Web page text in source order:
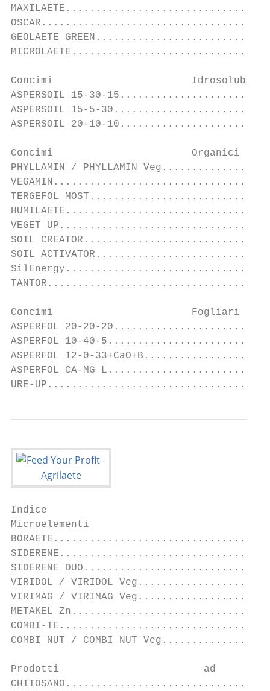
GEOLAETE
Concimi                       Idrosolubili
ASPERSOIL 15-30-
ASPERSOIL 15-5-
ASPERSOIL 20-10-
Concimi
PHYLLAMIN / PHYLLAMIN
TERGEFOL
VEGET
SOIL
SOIL
Concimi                       Fogliari
ASPERFOL 20-20-
ASPERFOL 10-40-
ASPERFOL 12-0-
ASPERFOL CA-MG
URE-
Indice
Microelementi
SIDERENE
VIRIDOL / VIRIDOL
VIRIMAG / VIRIMAG
METAKEL
COMBI-
COMBI NUT / COMBI NUT
Prodotti                        ad